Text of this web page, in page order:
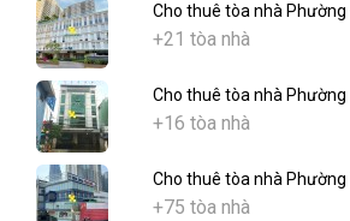
Cho thuê tòa nhà
+21 tòa nhà
Cho thuê tòa nhà Phường
+16 tòa nhà
Cho thuê tòa nhà
+75 tòa nhà